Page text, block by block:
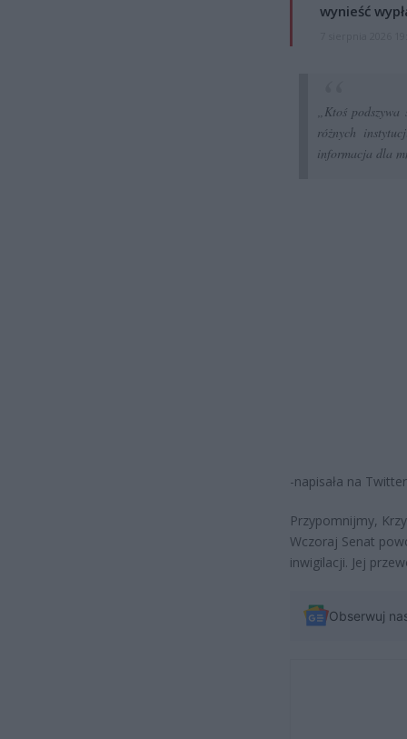
wynieść
„Ktoś
różnych
informacja dla
-napisała na
Przypomnijmy,
Wczoraj Senat
inwigilacji. Jej
Obserwuj